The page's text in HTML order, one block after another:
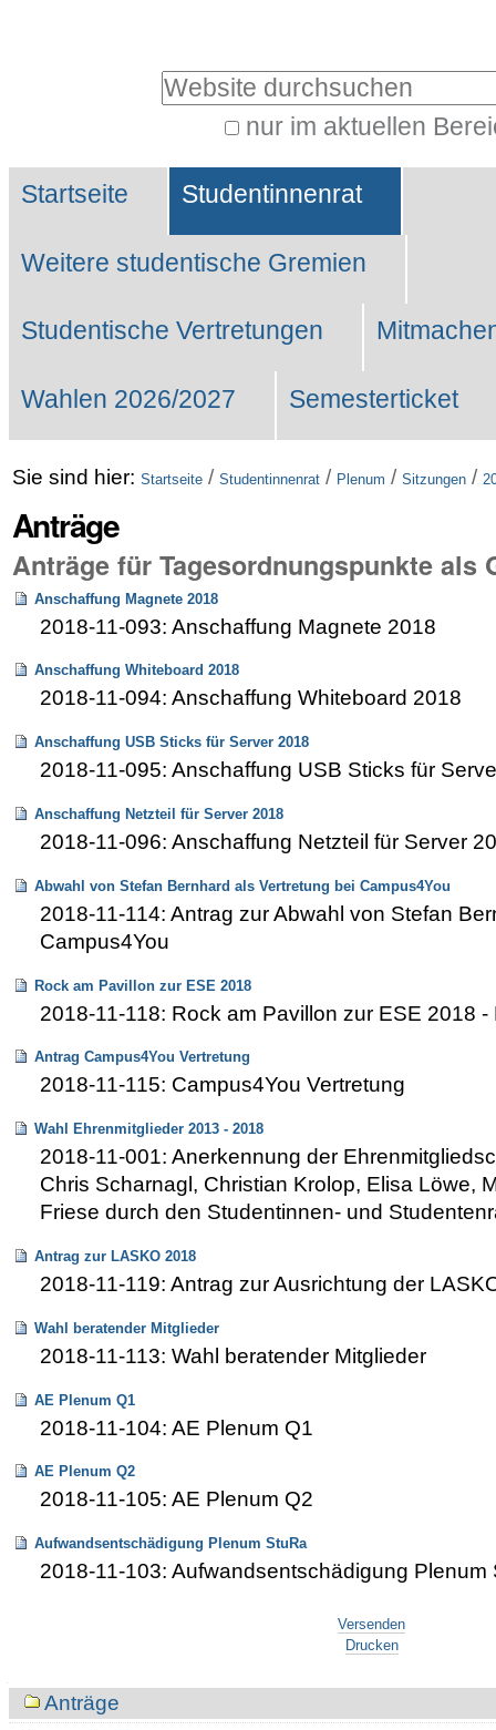
Website durchsuchen
nur im aktuellen
Suche…
Sektionen
Startseite Studentinnenrat
Weitere studentische Gremien
Studentische Vertretungen
Wahlen 2026/2027 Semesterticket
Sie sind hier: Startseite / Studentinnenrat / Plenum / Sitzungen /
Anträge
Anträge für Tagesordnungspunkte als
Anschaffung Magnete 2018
2018-11-093: Anschaffung Magnete 2018
Anschaffung Whiteboard 2018
2018-11-094: Anschaffung Whiteboard 2018
Anschaffung USB Sticks für Server 2018
2018-11-095: Anschaffung USB Sticks für
Anschaffung Netzteil für Server 2018
2018-11-096: Anschaffung Netzteil für Server
Abwahl von Stefan Bernhard als Vertretung bei Campus4You
2018-11-114: Antrag zur Abwahl von Stefan
Campus4You
Rock am Pavillon zur ESE 2018
2018-11-118: Rock am Pavillon zur ESE 2018 -
Antrag Campus4You Vertretung
2018-11-115: Campus4You Vertretung
Wahl Ehrenmitglieder 2013 - 2018
2018-11-001: Anerkennung der
Chris Scharnagl, Christian Krolop, Elisa Löwe,
Friese durch den Studentinnen- und
Antrag zur LASKO 2018
2018-11-119: Antrag zur Ausrichtung der
Wahl beratender Mitglieder
2018-11-113: Wahl beratender Mitglieder
AE Plenum Q1
2018-11-104: AE Plenum Q1
AE Plenum Q2
2018-11-105: AE Plenum Q2
Aufwandsentschädigung Plenum StuRa
2018-11-103: Aufwandsentschädigung Plenum
Versenden
Drucken
NavigationAnträge